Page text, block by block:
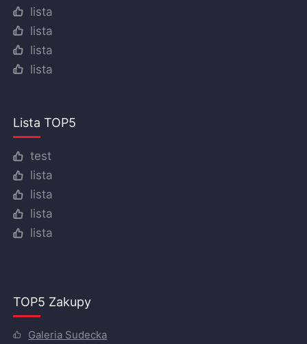
lista
lista
lista
lista
Lista TOP5
test
lista
lista
lista
lista
TOP5 Zakupy
Galeria Sudecka